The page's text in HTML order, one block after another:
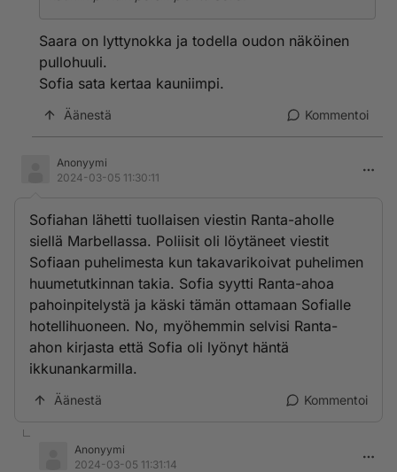
Saara on lyttynokka ja todella oudon näköinen
pullohuuli.
Sofia sata kertaa kauniimpi.
Äänestä Kommentoi
Anonyymi
2024-03-05 11:30:11
Sofiahan lähetti tuollaisen viestin Ranta-aholle
siellä Marbellassa. Poliisit oli löytäneet viestit
Sofiaan puhelimesta kun takavarikoivat puhelimen
huumetutkinnan takia. Sofia syytti Ranta-ahoa
pahoinpitelystä ja käski tämän ottamaan Sofialle
hotellihuoneen. No, myöhemmin selvisi Ranta-
ahon kirjasta että Sofia oli lyönyt häntä
ikkunankarmilla.
Äänestä Kommentoi
Anonyymi
2024-03-05 11:31:14